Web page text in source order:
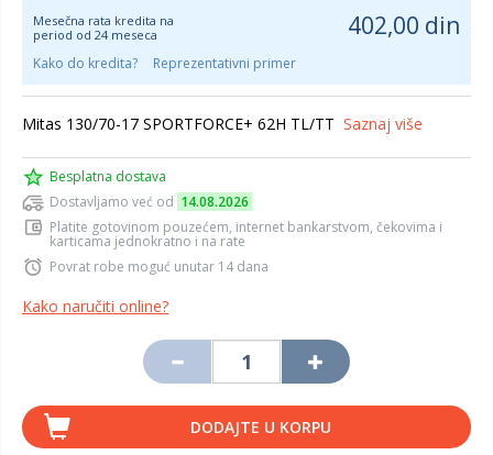
Mesečna rata kredita na
period od 24 meseca
402,00 din
Kako do kredita? Reprezentativni primer
Mitas 130/70-17 SPORTFORCE+ 62H TL/TT Saznaj više
Besplatna dostava
Dostavljamo već od 14.08.2026
Platite gotovinom pouzećem, internet bankarstvom, čekovima i
karticama jednokratno i na rate
Povrat robe moguć unutar 14 dana
Kako naručiti online?
DODAJTE U KORPU